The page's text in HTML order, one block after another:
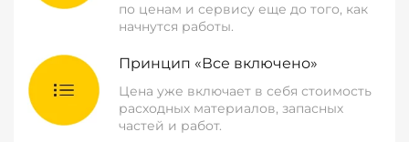
по ценам и сервису еще до того, как
начнутся работы.
Принцип «Все включено»
Цена уже включает в себя стоимость
расходных материалов, запасных
частей и работ.